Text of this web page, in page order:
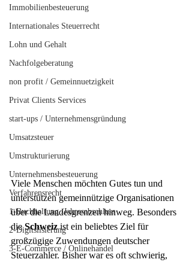
Immobilienbesteuerung
Internationales Steuerrecht
Lohn und Gehalt
Nachfolgeberatung
non profit / Gemeinnuetzigkeit
Privat Clients Services
start-ups / Unternehmensgründung
Umsatzsteuer
Umstrukturierung
Unternehmensbesteuerung
Verfahrensrecht
1-Buchhaltung /Jahresabschluss
2-Digitslisierung
3-E-Commerce / Onlinehandel
Viele Menschen möchten Gutes tun und
unterstützen gemeinnützige Organisationen
über die Landesgrenzen hinweg. Besonders
die Schweiz ist ein beliebtes Ziel für
großzügige Zuwendungen deutscher
Steuerzahler. Bisher war es oft schwierig,